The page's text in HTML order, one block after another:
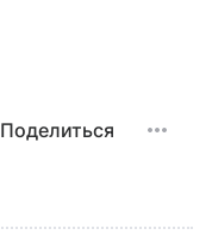
Поделиться